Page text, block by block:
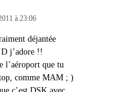
à 23:06
déjantée
j’adore !!
l’aéroport que tu
comme MAM ; )